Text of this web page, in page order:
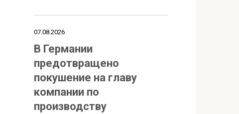
07.08.2026
В Германии
предотвращено
покушение на главу
компании по
производству